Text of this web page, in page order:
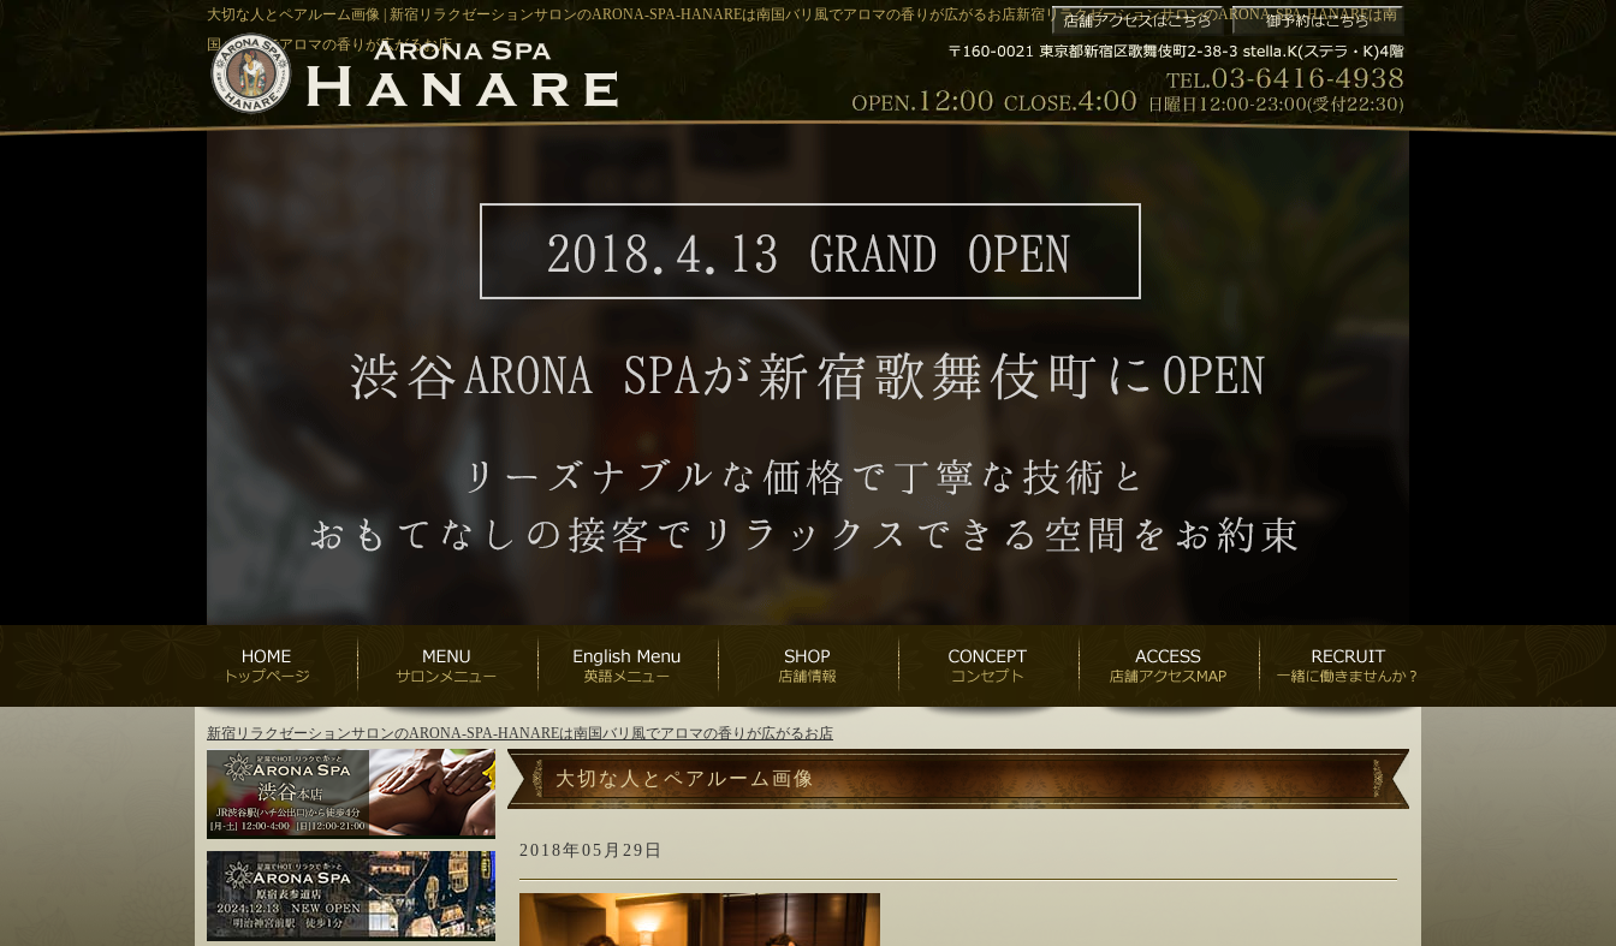
大切な人とペアルーム画像 | 新宿リラクゼーションサロンのARONA-SPA-HANAREは南国バリ風でアロマの香りが広がるお店新宿リラクゼーションサロンのARONA-SPA-HANAREは南
国バリ風でアロマの香りが広がるお店
新宿リラクゼーションサロンのARONA-SPA-HANAREは南国バリ風でアロマの香りが広がるお店
大切な人とペアルーム画像
2018年05月29日